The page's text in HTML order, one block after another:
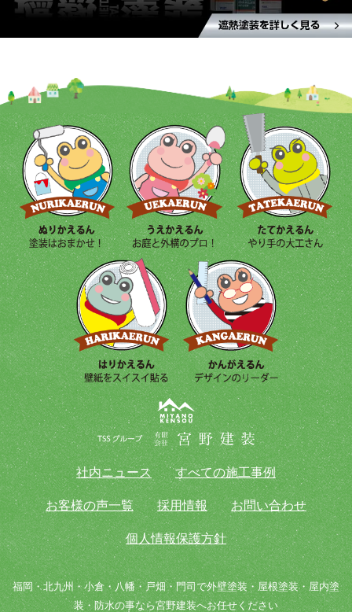
保するための重要な投資です。適切な計画と実施
により、持続可能な賃貸経営を目指せるように宮
軽にご相談ください。
社内ニュース すべての施工事例
お客様の声一覧 採用情報 お問い合わせ
個人情報保護方針
福岡・北九州・小倉・八幡・戸畑・門司で外壁塗装・屋根塗装・屋内塗
装・防水の事なら宮野建装へお任せください